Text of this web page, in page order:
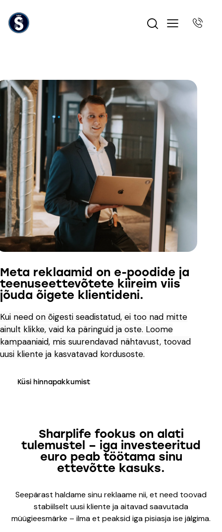
Meta reklaamid on e-poodide ja
teenuseettevõtete kiireim viis
jõuda õigete klientideni.
Kui need on õigesti seadistatud, ei too nad mitte
ainult klikke, vaid ka päringuid ja oste. Loome
kampaaniaid, mis suurendavad nähtavust, toovad
uusi kliente ja kasvatavad kordusoste.
Küsi hinnapakkumist
Sharplife fookus on alati
tulemustel – iga investeeritud
euro peab töötama sinu
ettevõtte kasuks.
Seepärast haldame sinu reklaame nii, et need toovad
stabiilselt uusi kliente ja aitavad saavutada
müügieesmärke – ilma et peaksid iga pisiasja ise jälgima.